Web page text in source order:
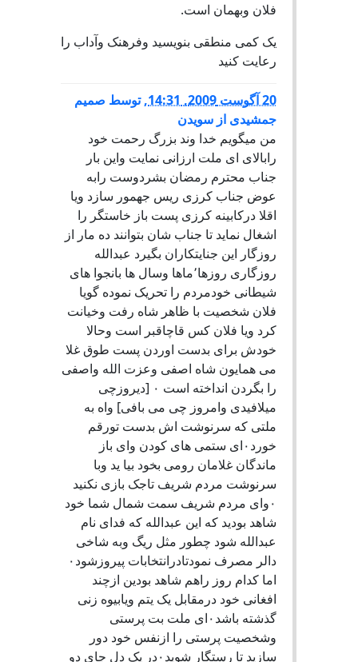
فلان وبهمان است.
یک کمی منطقی بنویسید وفرهنک وآداب را
رعایت کنید
20 آگوست 2009, 14:31 ,توسط صمیم
جمشیدی از سویدن
من میگویم خدا وند بزرگ رحمت خود
رابالای ای ملت ارزانی نمایت واین بار
جناب محترم رمضان بشردوست رابه
عوض جناب کرزی ریس جهمور سازد ویا
اقلا درکابینه کرزی پست باز خاستگر را
اشغال نماید تا جناب شان بتوانند ده مار از
روزگار این جنایتکاران بگیرد عبدالله
روزگاری روزها٬ماها وسال ها بانجوا های
شیطانی خودمردم را تحریک نموده گویا
فلان شخصیت با ظاهر شاه رفت وخیانت
کرد ویا فلان کس قاچاقبر است وحالا
خودش برای بدست اوردن پست طوق غلا
می همایون شاه اصفی وعزت الله واصفی
را بگردن انداخته است ۰ [دیروزچی
میلافیدی وامروز چی می بافی] واه به
ملتی که سرنوشت اش بدست تورقم
خورد۰ای ستمی های کودن وای باز
ماندگان غلامان رومی بخود بیا ید وبا
سرنوشت مردم شریف تاجک بازی نکنید
۰وای مردم شریف سمت شمال شما خود
شاهد بودید که این عبدالله که فدای نام
عبدالله شود چطور مثل ریگ وبه شاخی
دالر مصرف نمودتادرانتخابات پیروزشود۰
اما کدام روز راهم شاهد بودین ازچند
افغانی خود درمقابل یک یتم ویابیوه زنی
گذشته باشد۰ای ملت بت پرستی
وشخصیت پرستی را ازنفس خود دور
سازید تا رستگار شوید۰در یک دل جای دو